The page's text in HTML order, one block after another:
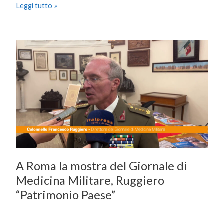
Leggi tutto »
A Roma la mostra del Giornale di
Medicina Militare, Ruggiero
“Patrimonio Paese”
A
Roma
la
mostra
Giornale
di
Medicina
Militare,
“Patrimonio
Paese”